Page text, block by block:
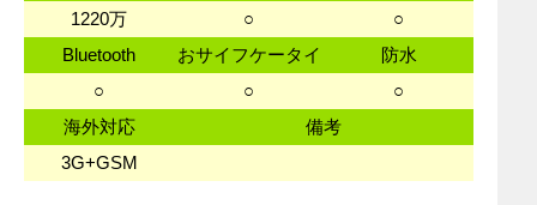
1220万
○
○
Bluetooth
おサイフケータイ
防水
○
○
○
海外対応
備考
3G+GSM